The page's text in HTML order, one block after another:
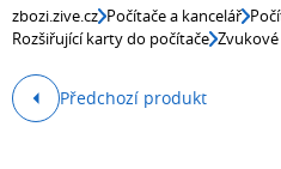
zbozi.zive.cz Počítače a kancelář
Rozšiřující karty do počítače
Předchozí produkt